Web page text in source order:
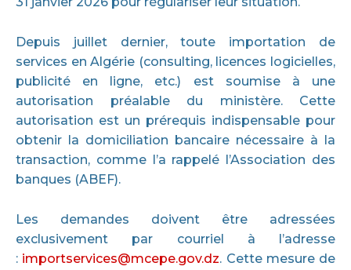
Depuis juillet dernier, toute importation de
services en Algérie (consulting, licences logicielles,
publicité en ligne, etc.) est soumise à une
autorisation préalable du ministère. Cette
autorisation est un prérequis indispensable pour
obtenir la domiciliation bancaire nécessaire à la
transaction, comme l’a rappelé l’Association des
banques (ABEF).
Les demandes doivent être adressées
exclusivement par courriel à l’adresse
: importservices@mcepe.gov.dz. Cette mesure de